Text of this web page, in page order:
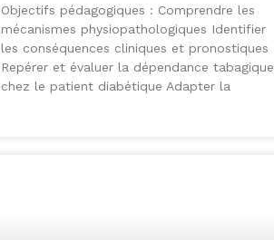
Objectifs pédagogiques : Comprendre les
mécanismes physiopathologiques Identifier
les conséquences cliniques et pronostiques
Repérer et évaluer la dépendance tabagique
chez le patient diabétique Adapter la